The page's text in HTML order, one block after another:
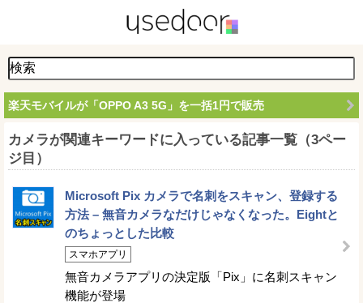
楽天モバイルが「OPPO A3 5G」を一括1円で販売
カメラが関連キーワードに入っている記事一覧（3ペー
ジ目）
Microsoft Pix カメラで名刺をスキャン、登録する
方法 – 無音カメラなだけじゃなくなった。Eightと
のちょっとした比較
スマホアプリ
無音カメラアプリの決定版「Pix」に名刺スキャン
機能が登場